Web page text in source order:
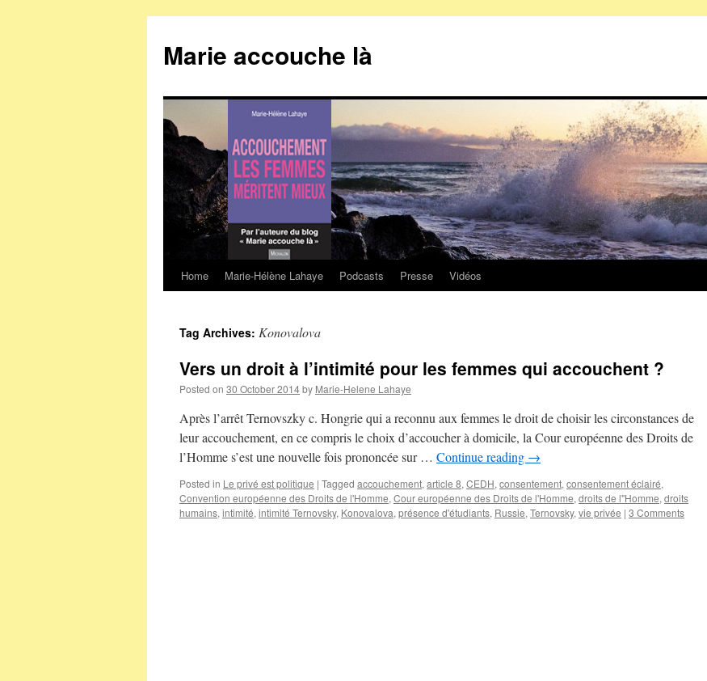
Marie accouche là
Skip
content
Home Marie-Hélène Lahaye Podcasts Presse Vidéos
Tag Archives: Konovalova
Vers un droit à l’intimité pour les femmes qui accouchent ?
Posted on 30 October 2014by Marie-Helene Lahaye
Après l’arrêt Ternovszky c. Hongrie qui a reconnu aux femmes le droit de choisir les circonstances de
leur accouchement, en ce compris le choix d’accoucher à domicile, la Cour européenne des Droits de
l’Homme s’est une nouvelle fois prononcée sur … Continue reading →
Posted in Le privé est politique | Tagged accouchement, article 8, CEDH, consentement, consentement éclairé,
Convention européenne des Droits de l'Homme, Cour européenne des Droits de l'Homme, droits de l"Homme, droits
humains, intimité, intimité Ternovsky, Konovalova, présence d'étudiants, Russie, Ternovsky, vie privée | 3 Comments